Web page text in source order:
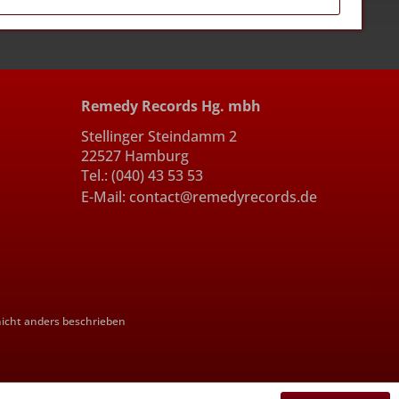
Remedy Records Hg. mbh
Stellinger Steindamm 2
22527 Hamburg
Tel.: (040) 43 53 53
E-Mail: contact@remedyrecords.de
anders beschrieben